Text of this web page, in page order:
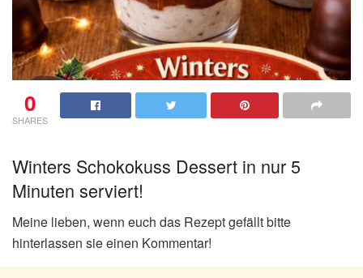
0
SHARES
Winters Schokokuss Dessert in nur 5
Minuten serviert!
Meine lieben, wenn euch das Rezept gefällt bitte
hinterlassen sie einen Kommentar!